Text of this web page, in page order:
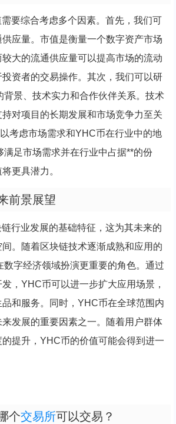
要综合考虑多个因素。首先，我们可
应量。市值是衡量一个数字资产市场
大的流通供应量可以提高市场的流动
资者的交易操作。其次，我们可以研
背景、技术实力和合作伙伴关系。技术
对项目的长期发展和市场竞争力至关
考虑市场需求和YHC币在行业中的地
足市场需求并在行业中占据**的份
更具潜力。
前景展望
行业发展的基础特征，这为其未来的
。随着区块链技术逐渐成熟和应用的
字经济领域扮演更重要的角色。通过
，YHC币可以进一步扩大应用场景，
和服务。同时，YHC币在全球范围内
发展的重要因素之一。随着用户群体
提升，YHC币的价值可能会得到进一
个交易所可以交易？